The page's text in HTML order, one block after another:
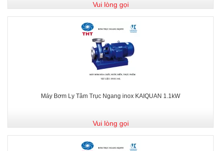
Vui lòng gọi
Máy Bơm Ly Tâm Trục Ngang inox KAIQUAN 1.1kW
Vui lòng gọi